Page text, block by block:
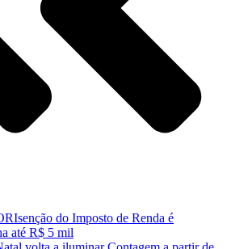
Isenção do Imposto de Renda é
até R$ 5 mil